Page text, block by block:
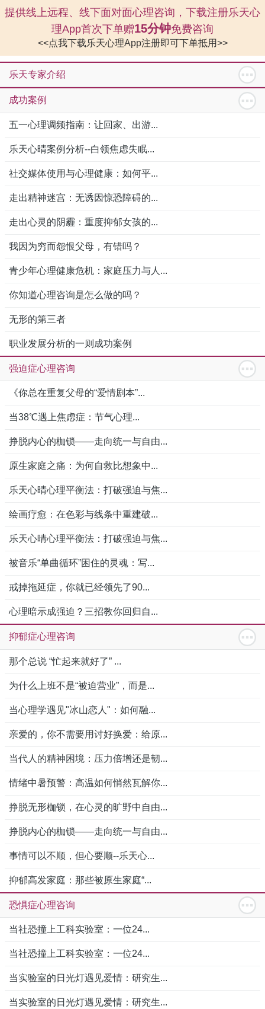
提供线上远程、线下面对面心理咨询，下载注册乐天心
理App首次下单赠15分钟免费咨询
<<点我下载乐天心理App注册即可下单抵用>>
乐天专家介绍
成功案例
五一心理调频指南：让回家、出游...
乐天心晴案例分析--白领焦虑失眠...
社交媒体使用与心理健康：如何平...
走出精神迷宫：无诱因惊恐障碍的...
走出心灵的阴霾：重度抑郁女孩的...
我因为穷而怨恨父母，有错吗？
青少年心理健康危机：家庭压力与人...
你知道心理咨询是怎么做的吗？
无形的第三者
职业发展分析的一则成功案例
强迫症心理咨询
《你总在重复父母的“爱情剧本”...
当38℃遇上焦虑症：节气心理...
挣脱内心的枷锁——走向统一与自由...
原生家庭之痛：为何自救比想象中...
乐天心晴心理平衡法：打破强迫与焦...
绘画疗愈：在色彩与线条中重建破...
乐天心晴心理平衡法：打破强迫与焦...
被音乐“单曲循环”困住的灵魂：写...
戒掉拖延症，你就已经领先了90...
心理暗示成强迫？三招教你回归自...
抑郁症心理咨询
那个总说 “忙起来就好了” ...
为什么上班不是“被迫营业”，而是...
当心理学遇见"冰山恋人"：如何融...
亲爱的，你不需要用讨好换爱：给原...
当代人的精神困境：压力倍增还是韧...
情绪中暑预警：高温如何悄然瓦解你...
挣脱无形枷锁，在心灵的旷野中自由...
挣脱内心的枷锁——走向统一与自由...
事情可以不顺，但心要顺--乐天心...
抑郁高发家庭：那些被原生家庭“...
恐惧症心理咨询
当社恐撞上工科实验室：一位24...
当社恐撞上工科实验室：一位24...
当实验室的日光灯遇见爱情：研究生...
当实验室的日光灯遇见爱情：研究生...